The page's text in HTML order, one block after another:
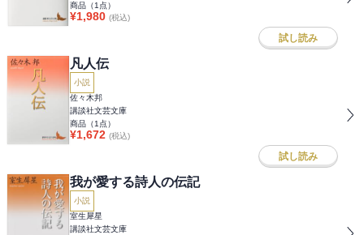
商品（1 点）
¥1,980 (税込)
試し読み
凡人伝
小説
佐々木邦
講談社文芸文庫
商品（1 点）
¥1,672 (税込)
試し読み
我が愛する詩人の伝記
小説
室生犀星
講談社文芸文庫